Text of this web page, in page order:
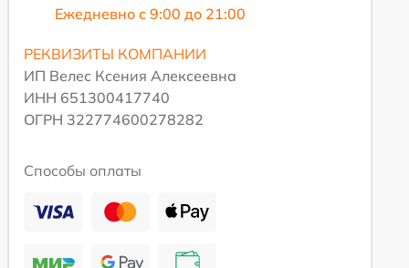
Ежедневно с 9:00 до 21:00
РЕКВИЗИТЫ КОМПАНИИ
ИП Велес Ксения Алексеевна
ИНН 651300417740
ОГРН 322774600278282
Способы оплаты